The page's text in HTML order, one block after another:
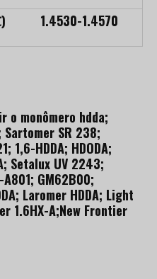
1.4530-1.4570
o monômero hdda;
SR 238;
1,6-HDDA; HDODA;
Setalux UV 2243;
A801; GM62B00;
Laromer HDDA; Light
1.6HX-A;New Frontier